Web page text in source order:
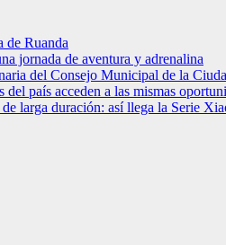
de Ruanda
jornada de aventura y adrenalina
del Consejo Municipal de la
país acceden a las mismas
larga duración: así llega la Serie